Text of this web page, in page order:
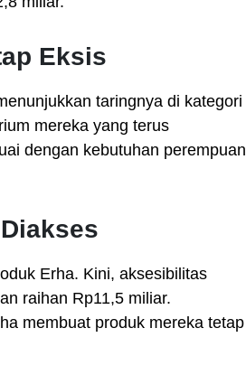
Eksis
taringnya di kategori
mereka yang terus
dengan kebutuhan perempuan
Erha. Kini, aksesibilitas
raihan Rp11,5 miliar.
membuat produk mereka tetap